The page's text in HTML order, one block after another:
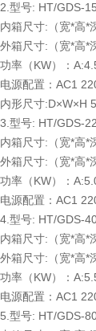
2.型号: HT/GDS-
内箱尺寸:（宽*高*
外箱尺寸:（宽*高*
功率（KW）：
电源配置：AC1
内形尺寸:D×W×H
3.型号: HT/GDS-
内箱尺寸:（宽*高*
外箱尺寸:（宽*高*
功率（KW）：
电源配置：AC1
4.型号: HT/GDS-
内箱尺寸:（宽*高*
外箱尺寸:（宽*高*
功率（KW）：
电源配置：AC1
5.型号: HT/GDS-